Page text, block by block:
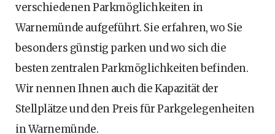
verschiedenen Parkmöglichkeiten in
Warnemünde aufgeführt. Sie erfahren, wo Sie
besonders günstig parken und wo sich die
besten zentralen Parkmöglichkeiten befinden.
Wir nennen Ihnen auch die Kapazität der
Stellplätze und den Preis für Parkgelegenheiten
in Warnemünde.